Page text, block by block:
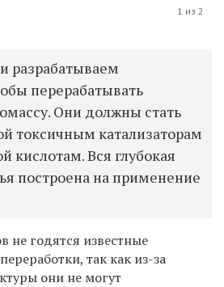
1 из 2
разрабатываем
перерабатывать
Они должны стать
токсичным катализаторам
кислотам. Вся глубокая
построена на применение
не годятся известные
так как из-за
они не могут